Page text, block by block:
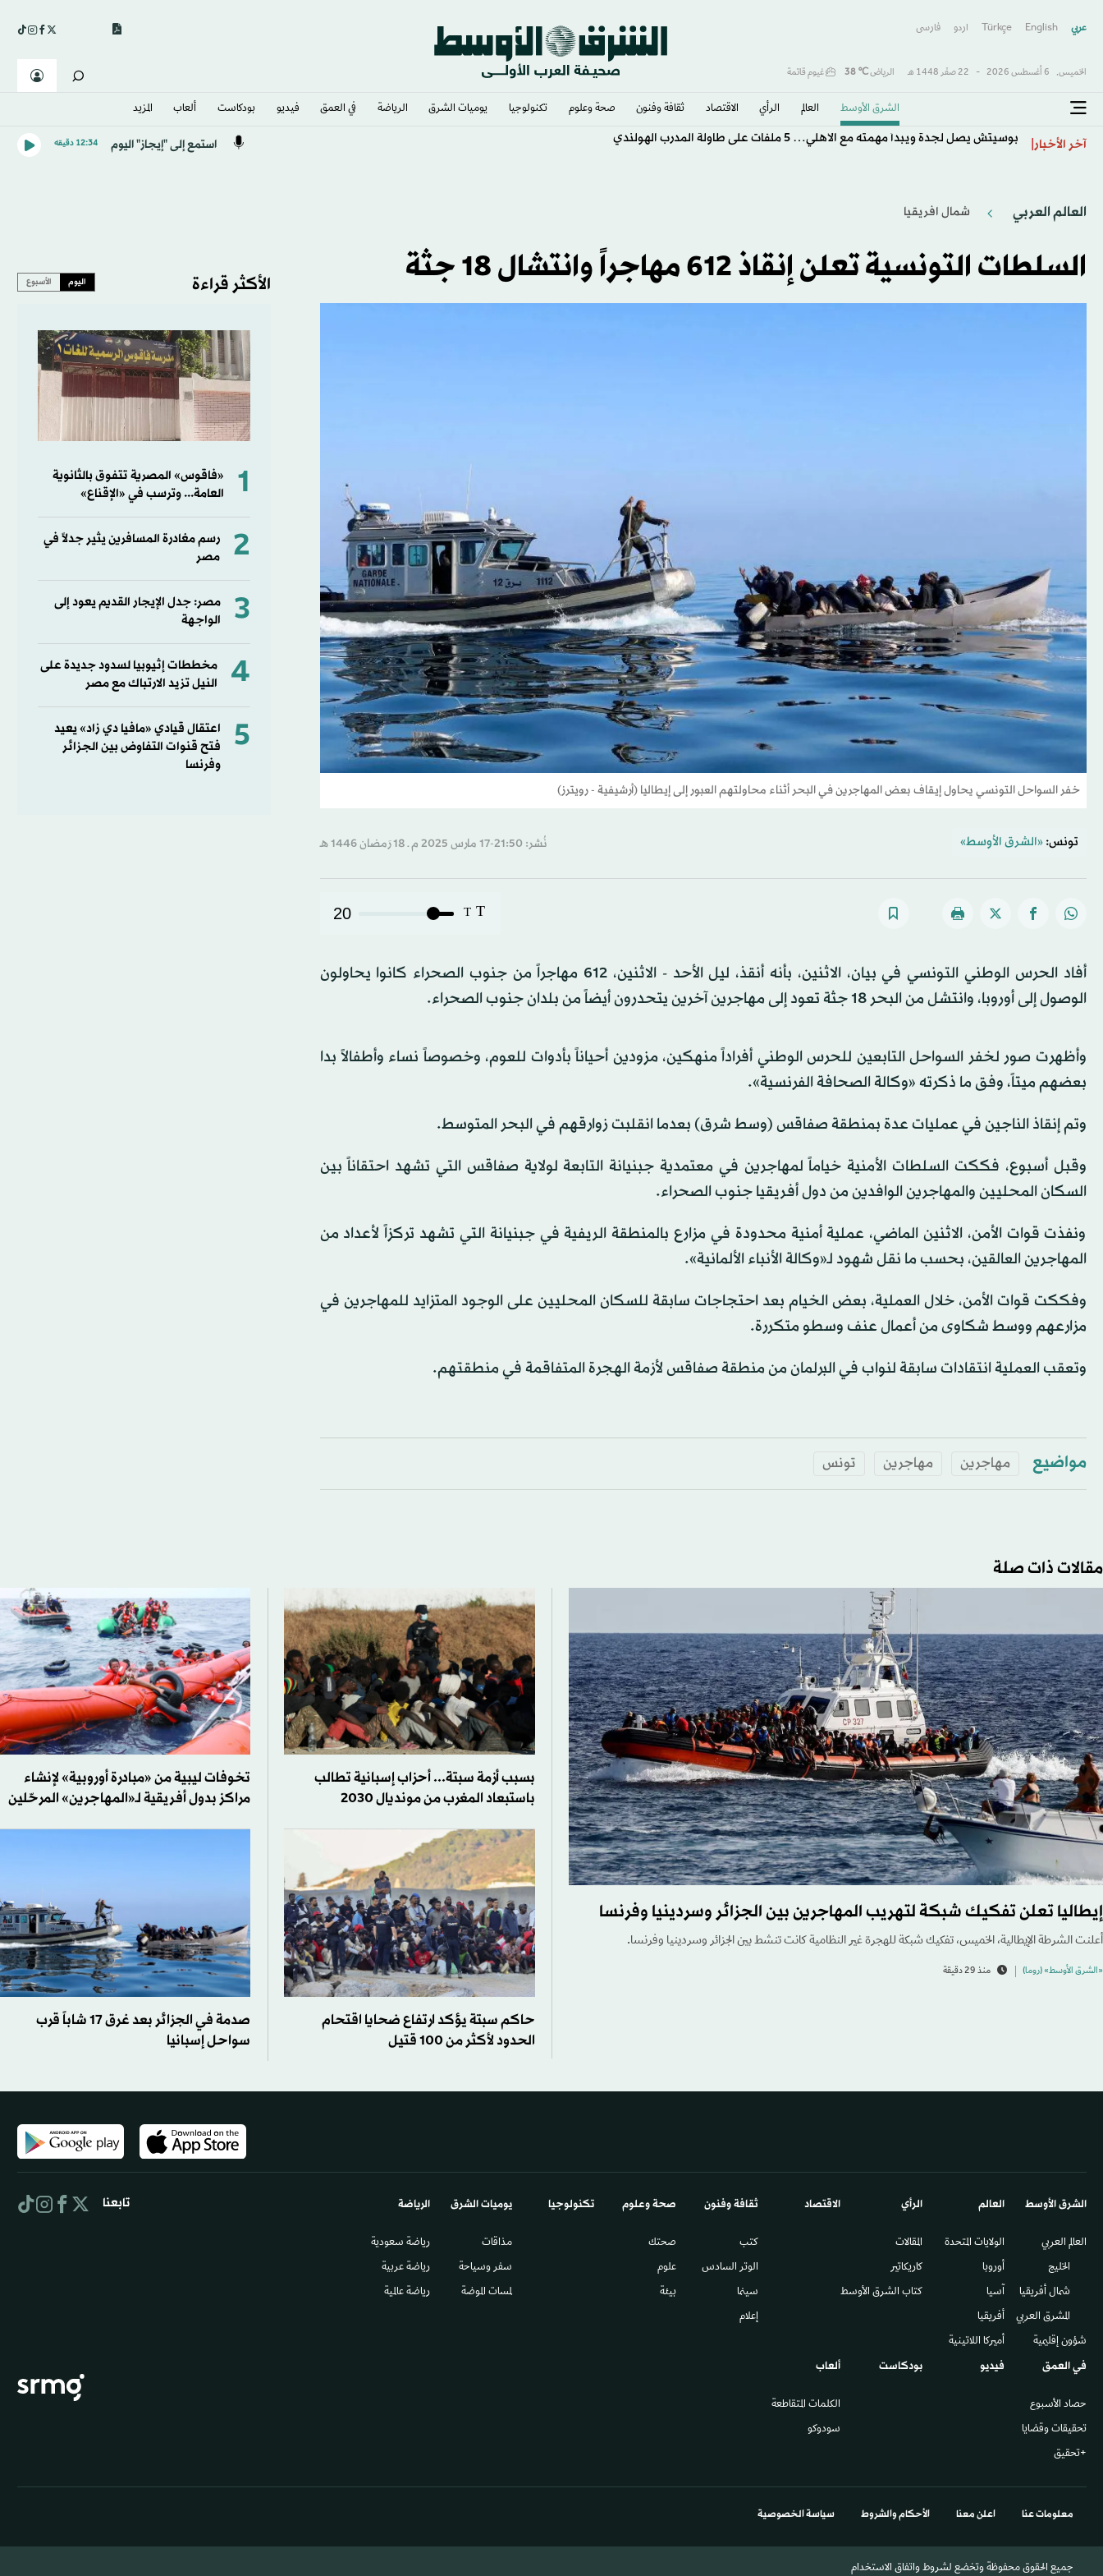
عربي English
Türkçe اردو فارسى
الخميس, 6 أغسطس 2026 - 22 صفَر 1448 هـ الرياض℃
38 غيوم قاتمة
الشرق الأوسط​ العالم الرأي الاقتصاد ثقافة وفنون صحة وعلوم تكنولوجيا يوميات الشرق​ الرياضة في العمق فيديو بودكاست ألعاب المزيد
آخر الأخبار بوسيتش يصل لجدة ويبدأ مهمته مع الأهلي… 5 ملفات على طاولة المدرب الهولندي استمع إلى "إيجاز" اليوم 12:34 دقيقه
العالم العربي شمال افريقيا
السلطات التونسية تعلن إنقاذ 612 مهاجراً وانتشال 18 جثة
خفر السواحل التونسي يحاول إيقاف بعض المهاجرين في البحر أثناء محاولتهم العبور إلى إيطاليا (أرشيفية - رويترز)
تونس: «الشرق الأوسط» نُشر: 21:50-17 مارس 2025 م ـ 18 رَمضان 1446 هـ
T
T
20
أفاد الحرس الوطني التونسي في بيان، الاثنين، بأنه أنقذ، ليل الأحد - الاثنين، 612 مهاجراً من جنوب الصحراء كانوا يحاولون
الوصول إلى أوروبا، وانتشل من البحر 18 جثة تعود إلى مهاجرين آخرين يتحدرون أيضاً من بلدان جنوب الصحراء.
وأظهرت صور لخفر السواحل التابعين للحرس الوطني أفراداً منهكين، مزودين أحياناً بأدوات للعوم، وخصوصاً نساء وأطفالاً بدا
بعضهم ميتاً، وفق ما ذكرته «وكالة الصحافة الفرنسية».
وتم إنقاذ الناجين في عمليات عدة بمنطقة صفاقس (وسط شرق) بعدما انقلبت زوارقهم في البحر المتوسط.
وقبل أسبوع، فككت السلطات الأمنية خياماً لمهاجرين في معتمدية جبنيانة التابعة لولاية صفاقس التي تشهد احتقاناً بين
السكان المحليين والمهاجرين الوافدين من دول أفريقيا جنوب الصحراء.
ونفذت قوات الأمن، الاثنين الماضي، عملية أمنية محدودة في مزارع بالمنطقة الريفية في جبنيانة التي تشهد تركزاً لأعداد من
المهاجرين العالقين، بحسب ما نقل شهود لـ«وكالة الأنباء الألمانية».
وفككت قوات الأمن، خلال العملية، بعض الخيام بعد احتجاجات سابقة للسكان المحليين على الوجود المتزايد للمهاجرين في
مزارعهم ووسط شكاوى من أعمال عنف وسطو متكررة.
وتعقب العملية انتقادات سابقة لنواب في البرلمان من منطقة صفاقس لأزمة الهجرة المتفاقمة في منطقتهم.
مواضيع مهاجرين مهاجرين تونس
الأكثر قراءة اليوم الأسبوع
1
«فاقوس» المصرية تتفوق بالثانوية
العامة... وترسب في «الإقناع»
2
رسم مغادرة المسافرين يثير جدلاً في
مصر
3
مصر: جدل الإيجار القديم يعود إلى
الواجهة
4
مخططات إثيوبيا لسدود جديدة على
النيل تزيد الارتباك مع مصر
5
اعتقال قيادي «مافيا دي زاد» يعيد
فتح قنوات التفاوض بين الجزائر
وفرنسا
مقالات ذات صلة
إيطاليا تعلن تفكيك شبكة لتهريب المهاجرين بين الجزائر وسردينيا وفرنسا
أعلنت الشرطة الإيطالية، الخميس، تفكيك شبكة للهجرة غير النظامية كانت تنشط بين الجزائر وسردينيا وفرنسا.
«الشرق الأوسط» (روما) منذ 29 دقيقة
بسبب أزمة سبتة... أحزاب إسبانية تطالب
باستبعاد المغرب من مونديال 2030
تخوفات ليبية من «مبادرة أوروبية» لإنشاء
مراكز بدول أفريقية لـ«المهاجرين» المرحّلين
حاكم سبتة يؤكد ارتفاع ضحايا اقتحام
الحدود لأكثر من 100 قتيل
صدمة في الجزائر بعد غرق 17 شاباً قرب
سواحل إسبانيا
الشرق الأوسط​
العالم العربي
الخليج
شمال أفريقيا
المشرق العربي
شؤون إقليمية
العالم
الولايات المتحدة
أوروبا
آسيا
أفريقيا
أميركا اللاتينية
الرأي
المقالات
كاريكاتير
كتاب الشرق الأوسط
الاقتصاد ثقافة وفنون
كتب
الوتر السادس​
سينما
إعلام
صحة وعلوم
صحتك
علوم
بيئة
تكنولوجيا يوميات الشرق​
مذاقات
سفر وسياحة
لمسات الموضة
الرياضة
رياضة سعودية
رياضة عربية
رياضة عالمية
في العمق
حصاد الأسبوع
تحقيقات وقضايا
+تحقيق
فيديو بودكاست ألعاب
الكلمات المتقاطعة
سودوكو
تابعنا
معلومات عنا اعلن معنا الأحكام والشروط سياسة الخصوصية
جميع الحقوق محفوظة وتخضع لشروط واتفاق الاستخدام